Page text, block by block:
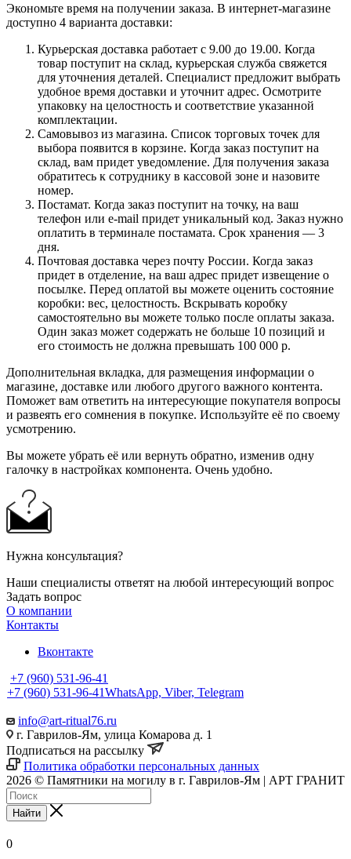
Экономьте время на получении заказа. В интернет-магазине
доступно 4 варианта доставки:
Курьерская доставка работает с 9.00 до 19.00. Когда
товар поступит на склад, курьерская служба свяжется
для уточнения деталей. Специалист предложит выбрать
удобное время доставки и уточнит адрес. Осмотрите
упаковку на целостность и соответствие указанной
комплектации.
Самовывоз из магазина. Список торговых точек для
выбора появится в корзине. Когда заказ поступит на
склад, вам придет уведомление. Для получения заказа
обратитесь к сотруднику в кассовой зоне и назовите
номер.
Постамат. Когда заказ поступит на точку, на ваш
телефон или e-mail придет уникальный код. Заказ нужно
оплатить в терминале постамата. Срок хранения — 3
дня.
Почтовая доставка через почту России. Когда заказ
придет в отделение, на ваш адрес придет извещение о
посылке. Перед оплатой вы можете оценить состояние
коробки: вес, целостность. Вскрывать коробку
самостоятельно вы можете только после оплаты заказа.
Один заказ может содержать не больше 10 позиций и
его стоимость не должна превышать 100 000 р.
Дополнительная вкладка, для размещения информации о
магазине, доставке или любого другого важного контента.
Поможет вам ответить на интересующие покупателя вопросы
и развеять его сомнения в покупке. Используйте её по своему
усмотрению.
Вы можете убрать её или вернуть обратно, изменив одну
галочку в настройках компонента. Очень удобно.
Нужна консультация?
Наши специалисты ответят на любой интересующий вопрос
Задать вопрос
О компании
Контакты
Вконтакте
+7 (960) 531-96-41
+7 (960) 531-96-41WhatsApp, Viber, Telegram
info@art-ritual76.ru
г. Гаврилов-Ям, улица Комарова д. 1
Подписаться на рассылку
Политика обработки персональных данных
2026 © Памятники на могилу в г. Гаврилов-Ям | АРТ ГРАНИТ
Найти
0